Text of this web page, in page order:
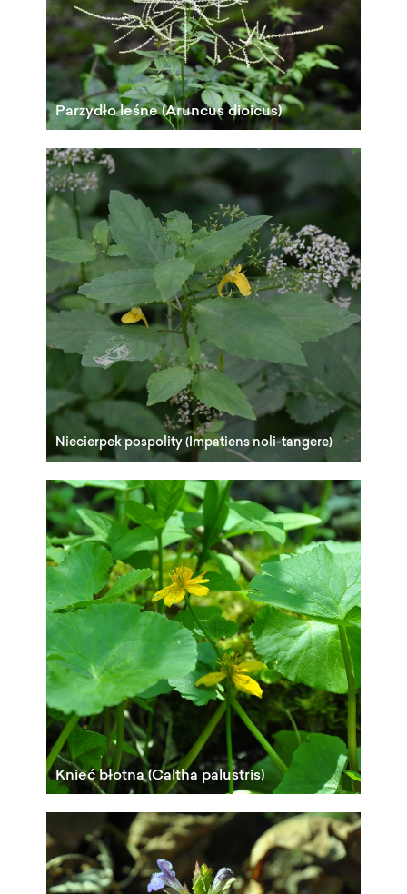
Parzydło leśne (Aruncus dioicus)
Niecierpek pospolity (Impatiens noli-tangere)
Knieć błotna (Caltha palustris)